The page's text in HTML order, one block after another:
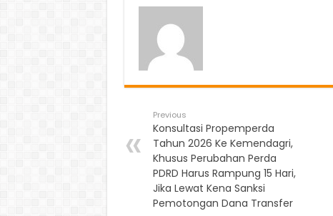
Previous
Konsultasi Propemperda
Tahun 2026 Ke Kemendagri,
Khusus Perubahan Perda
PDRD Harus Rampung 15 Hari,
Jika Lewat Kena Sanksi
Pemotongan Dana Transfer